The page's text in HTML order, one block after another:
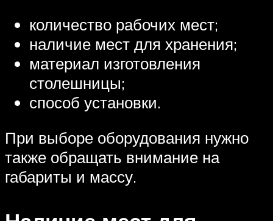
количество рабочих мест;
наличие мест для хранения;
материал изготовления
столешницы;
способ установки.
При выборе оборудования нужно
также обращать внимание на
габариты и массу.